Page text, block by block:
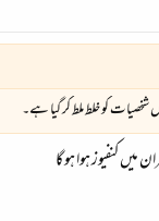
کو خلط ملط کر گیا ہے۔
کنفیوز ہوا ہو گا